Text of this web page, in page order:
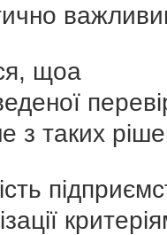
щоа
з таких